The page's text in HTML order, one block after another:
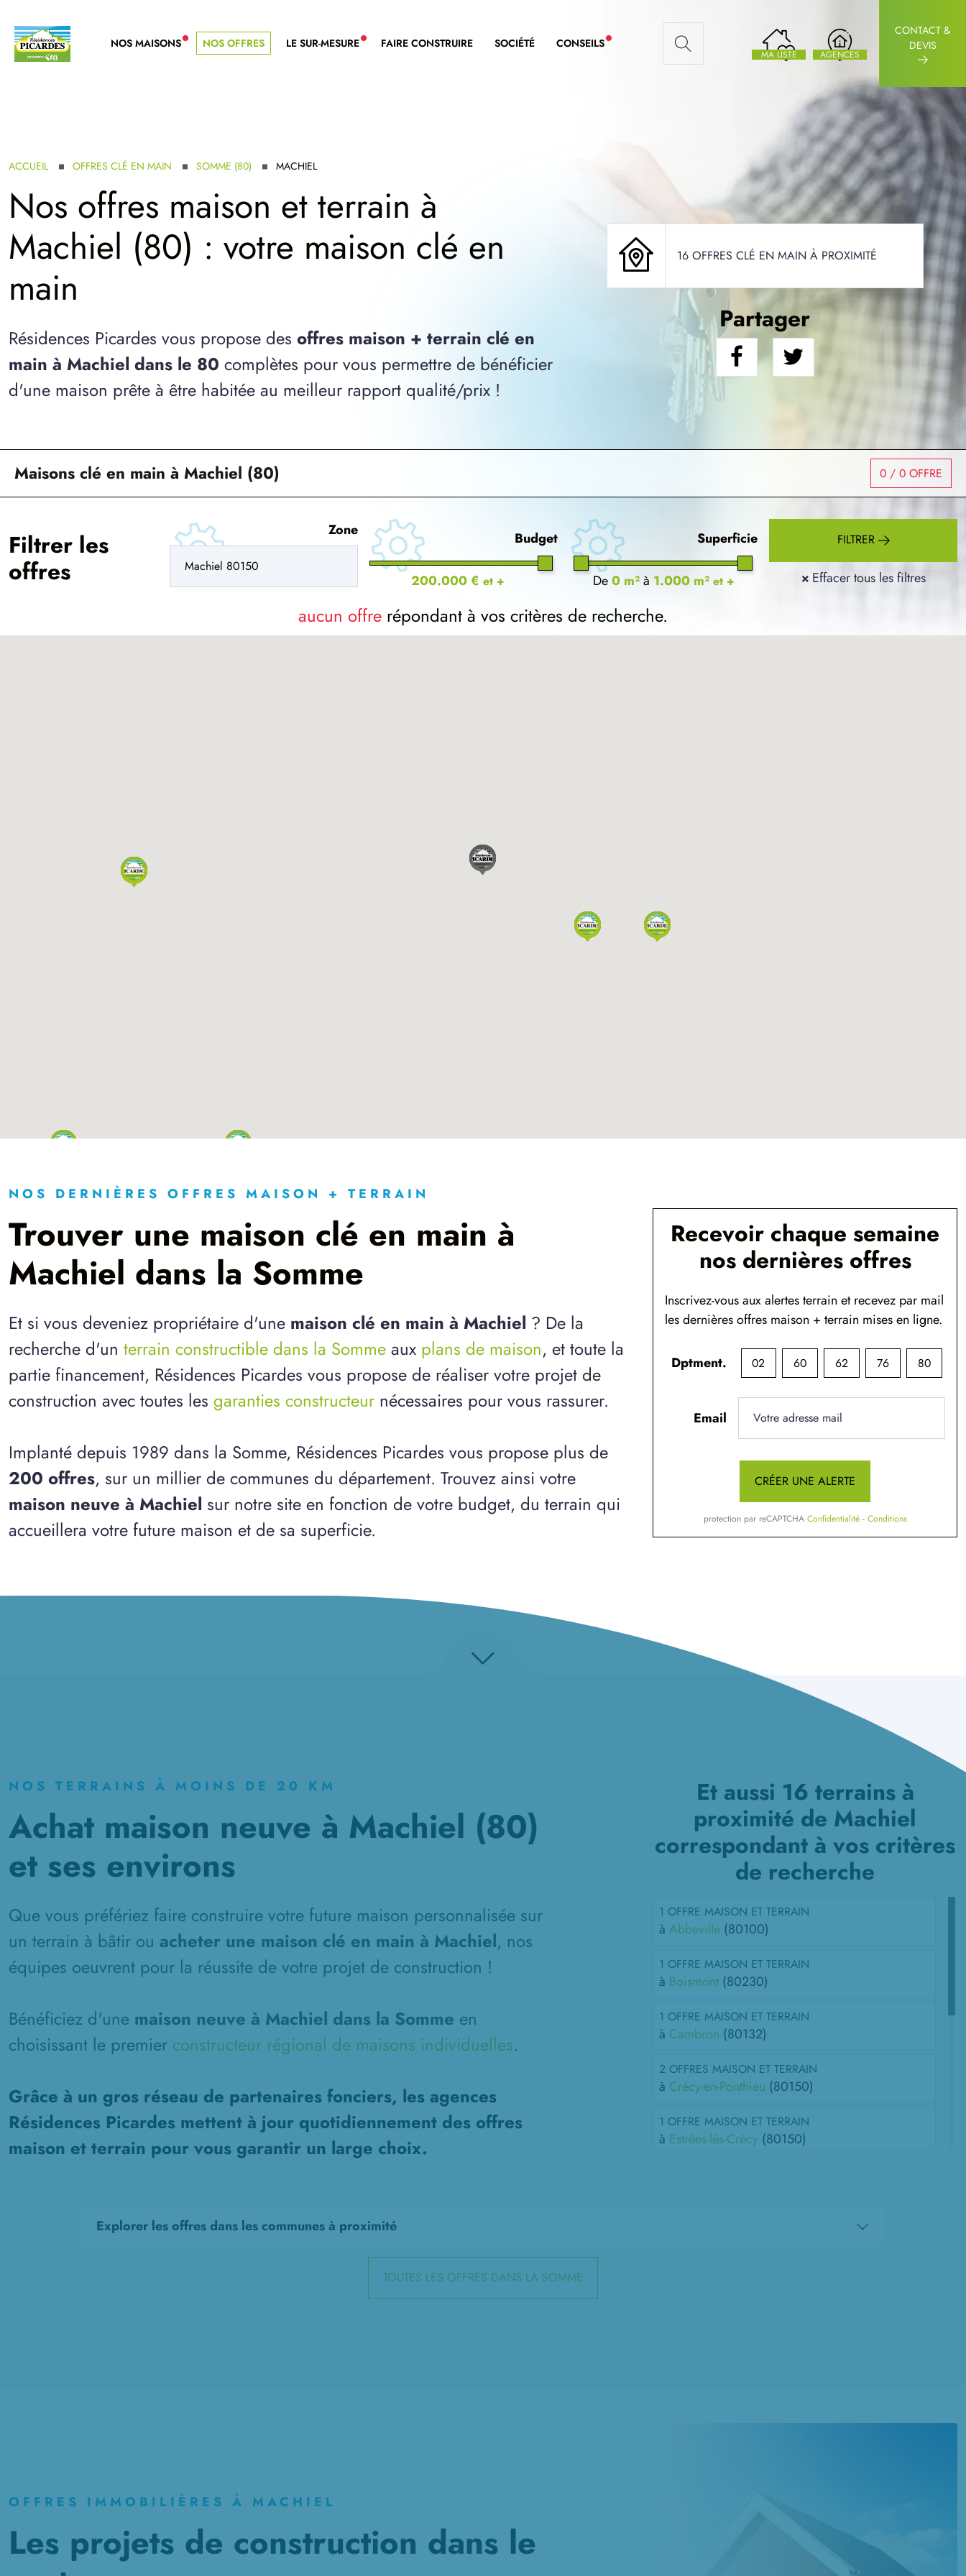
NOS MAISONS NOUVELLE GAMME
NOS OFFRES LE SUR-MESURE NOUVEAU SERVICE BDL EXTENSION
FAIRE CONSTRUIRE SOCIÉTÉ CONSEILS NOUVEAUX ARTICLES
MA LISTE AGENCES
CONTACT &
DEVIS
ACCUEIL OFFRES CLÉ EN MAIN SOMME (80) MACHIEL
Nos offres maison et terrain à
Machiel (80) : votre maison clé en
main
Résidences Picardes vous propose des offres maison + terrain clé en
main à Machiel dans le 80 complètes pour vous permettre de bénéficier
d'une maison prête à être habitée au meilleur rapport qualité/prix !
16 OFFRES CLÉ EN MAIN À PROXIMITÉ
Partager
Maisons clé en main à Machiel (80) 0 / 0 OFFRE
Filtrer les
offres
Zone Budget
200.000 € et +
Superficie
De0 m²à 1.000 m² et +
FILTRER
× Effacer tous les filtres
aucun offre répondant à vos critères de recherche.
NOS DERNIÈRES OFFRES MAISON + TERRAIN
Trouver une maison clé en main à
Machiel dans la Somme
Et si vous deveniez propriétaire d'une maison clé en main à Machiel ? De la
recherche d'un terrain constructible dans la Somme aux plans de maison, et toute la
partie financement, Résidences Picardes vous propose de réaliser votre projet de
construction avec toutes les garanties constructeur nécessaires pour vous rassurer.
Implanté depuis 1989 dans la Somme, Résidences Picardes vous propose plus de
200 offres, sur un millier de communes du département. Trouvez ainsi votre
maison neuve à Machiel sur notre site en fonction de votre budget, du terrain qui
accueillera votre future maison et de sa superficie.
Recevoir chaque semaine
nos dernières offres
Inscrivez-vous aux alertes terrain et recevez par mail
les dernières offres maison + terrain mises en ligne.
Dptment. 02 60 62 76 80
Email
CRÉER UNE ALERTE
protection par reCAPTCHA Confidentialité - Conditions
NOS TERRAINS À MOINS DE 20 KM
Achat maison neuve à Machiel (80)
et ses environs
Que vous préfériez faire construire votre future maison personnalisée sur
un terrain à bâtir ou acheter une maison clé en main à Machiel, nos
équipes oeuvrent pour la réussite de votre projet de construction !
Bénéficiez d'une maison neuve à Machiel dans la Somme en
choisissant le premier constructeur régional de maisons individuelles.
Grâce à un gros réseau de partenaires fonciers, les agences
Résidences Picardes mettent à jour quotidiennement des offres
maison et terrain pour vous garantir un large choix.
Et aussi 16 terrains à
proximité de Machiel
correspondant à vos critères
de recherche
1 OFFRE MAISON ET TERRAIN
à Abbeville (80100)
1 OFFRE MAISON ET TERRAIN
à Boismont (80230)
1 OFFRE MAISON ET TERRAIN
à Cambron (80132)
2 OFFRES MAISON ET TERRAIN
à Crécy-en-Ponthieu (80150)
1 OFFRE MAISON ET TERRAIN
à Estrées-lès-Crécy (80150)
Explorer les offres dans les communes à proximité
TOUTES LES OFFRES DANS LA SOMME
OFFRES IMMOBILIÈRES À MACHIEL
Les projets de construction dans le